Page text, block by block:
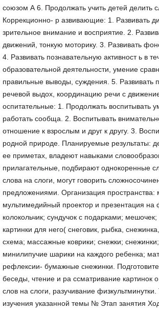
союзом А 6. Продолжать учить детей делить
Коррекционно- р азвивающие: 1. Развивать
зрительное внимание и восприятие. 2.
движений, тонкую моторику. 3. Развивать
4. Развивать познавательную активност ь в
образовательной деятельности, умение
правильные выводы, суждения. 5. Развивать
речевой выдох, координацию речи с
оспитательные: 1. Продолжать воспитывать
работать сообща. 2. Воспитывать
отношение к взрослым и друг к другу. 3.
родной природе. Планируемые результаты:
ее приметах, владеют навыками
прилагательные, подбирают однокоренные
слова на слоги, могут говорить
предложениями. Организация пространства:
мультимедийный проектор и презентация на
колокольчик; сундучок с подарками;
картинки для него( снеговик, рыбка,
схема; массажные коврики; снежки;
минилипучие шарики на каждого ребенка;
рефлексии- бумажные снежинки.
беседы, чтение и ра ссматривание картинок
слов на слоги, разучивание физкультминутки.
изучения указанной темы № Этап занятия